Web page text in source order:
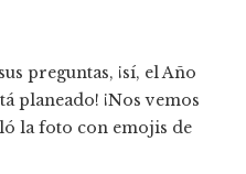
preguntas, ¡sí, el Año
planeado! ¡Nos vemos
la foto con emojis de